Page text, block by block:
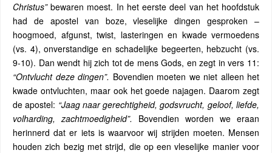
Christus”bewaren moest. In het eerste deel van het hoofdstuk
had de apostel van boze, vleselijke dingen gesproken –
hoogmoed, afgunst, twist, lasteringen en kwade vermoedens
(vs. 4), onverstandige en schadelijke begeerten, hebzucht (vs.
9-10). Dan wendt hij zich tot de mens Gods, en zegt in vers 11:
“Ontvlucht deze dingen”. Bovendien moeten we niet alleen het
kwade ontvluchten, maar ook het goede najagen. Daarom zegt
de apostel: “Jaag naar gerechtigheid, godsvrucht, geloof, liefde,
volharding, zachtmoedigheid”. Bovendien worden we eraan
herinnerd dat er iets is waarvoor wij strijden moeten. Mensen
houden zich bezig met strijd, die op een vleselijke manier voor